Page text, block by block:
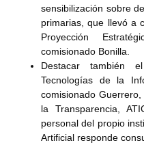
sensibilización sobre
primarias, que llevó a
Proyección
comisionado Bonilla.
Destacar también
Tecnologías de la
comisionado
la Transparencia,
personal del propio
Artificial responde